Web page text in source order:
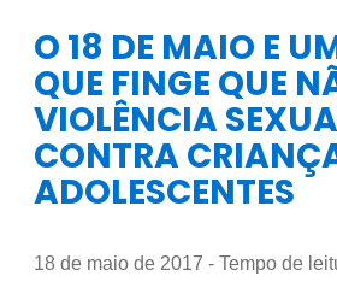
O 18 DE MAIO E
QUE FINGE QUE
VIOLÊNCIA
CONTRA
ADOLESCENTES
18 de maio de 2017 - Tempo de